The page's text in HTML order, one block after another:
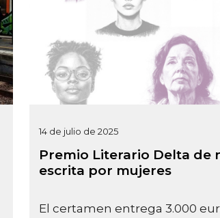
14 de julio de 2025
Premio Literario Delta de
escrita por mujeres
El certamen entrega 3.000